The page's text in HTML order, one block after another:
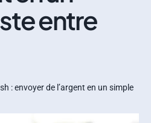
entre
: envoyer de l’argent en un simple